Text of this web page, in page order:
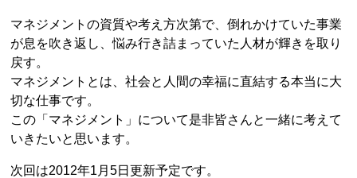
マネジメントの資質や考え方次第で、倒れかけていた事業
が息を吹き返し、悩み行き詰まっていた人材が輝きを取り
戻す。
マネジメントとは、社会と人間の幸福に直結する本当に大
切な仕事です。
この「マネジメント」について是非皆さんと一緒に考えて
いきたいと思います。
次回は2012年1月5日更新予定です。